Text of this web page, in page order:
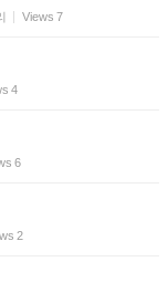
Views 7
4
6
2